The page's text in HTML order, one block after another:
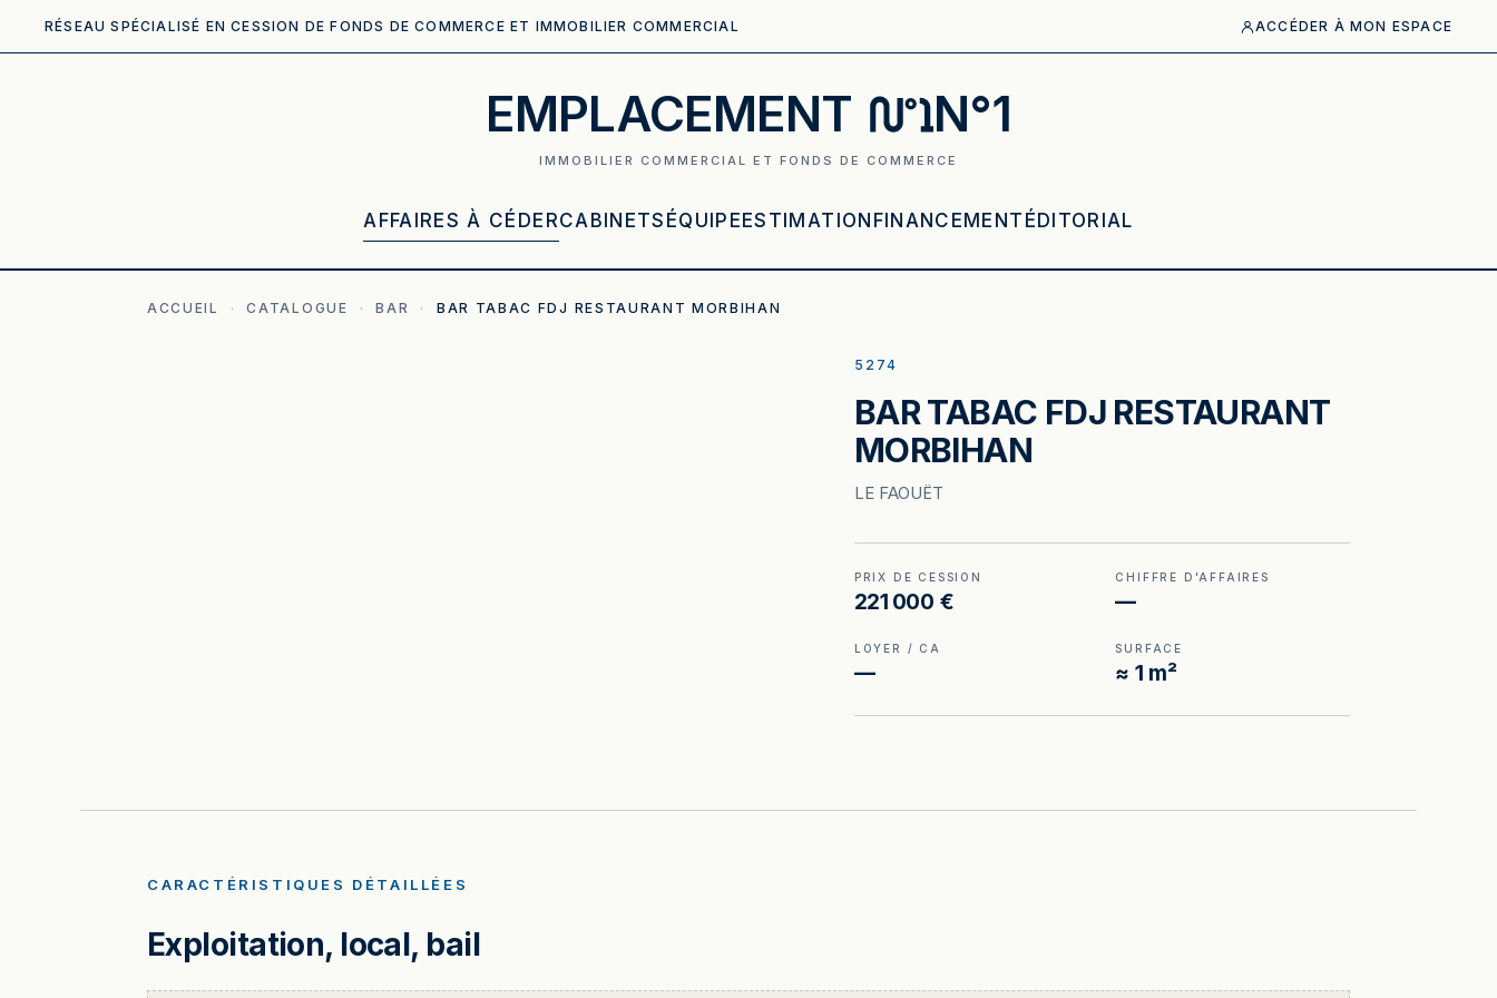
RÉSEAU SPÉCIALISÉ EN CESSION DE FONDS DE COMMERCE ET IMMOBILIER COMMERCIAL ACCÉDER À MON ESPACE
EMPLACEMENT N°1
IMMOBILIER COMMERCIAL ET FONDS DE COMMERCE
AFFAIRES À CÉDERCABINETS ÉQUIPE ESTIMATION FINANCEMENT ÉDITORIAL
ACCUEIL · CATALOGUE · BAR · BAR TABAC FDJ RESTAURANT MORBIHAN
5274
BAR TABAC FDJ RESTAURANT
MORBIHAN
LE FAOUËT
PRIX DE CESSION
221 000 €
CHIFFRE D'AFFAIRES
—
LOYER / CA
—
SURFACE
≈ 1 m²
CARACTÉRISTIQUES DÉTAILLÉES
Exploitation, local, bail